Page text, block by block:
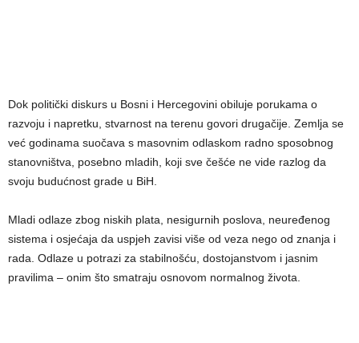
Dok politički diskurs u Bosni i Hercegovini obiluje porukama o
razvoju i napretku, stvarnost na terenu govori drugačije. Zemlja se
već godinama suočava s masovnim odlaskom radno sposobnog
stanovništva, posebno mladih, koji sve češće ne vide razlog da
svoju budućnost grade u BiH.
Mladi odlaze zbog niskih plata, nesigurnih poslova, neuređenog
sistema i osjećaja da uspjeh zavisi više od veza nego od znanja i
rada. Odlaze u potrazi za stabilnošću, dostojanstvom i jasnim
pravilima – onim što smatraju osnovom normalnog života.